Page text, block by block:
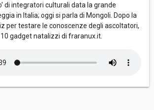
di integratori culturali data la grande
in Italia; oggi si parla di Mongoli. Dopo la
per testare le conoscenze degli ascoltatori,
gadget natalizzi di fraranux.it.